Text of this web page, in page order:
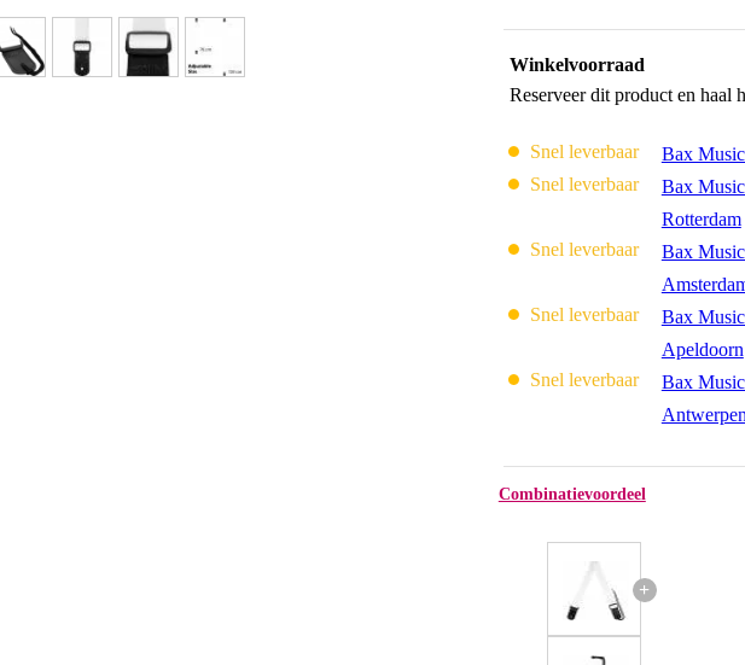
Winkelvoorraad
Reserveer dit product en haal
Snel leverbaar Bax
Snel leverbaar
Bax
Rotterdam
Snel leverbaar
Bax
Snel leverbaar
Bax
Apeldoorn
Snel leverbaar
Bax
Antwerpen
Combinatievoordeel
+